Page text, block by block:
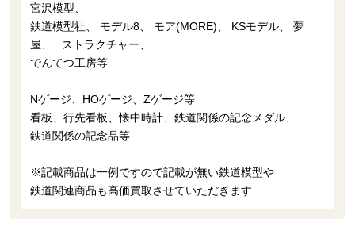
宮沢模型、
鉄道模型社、 モデル8、 モア(MORE)、 KSモデル、 夢
屋、 ストラクチャー、
でんてつ工房等
Nゲージ、HOゲージ、Zゲージ等
看板、行先看板、懐中時計、鉄道関係の記念メダル、
鉄道関係の記念品等
※記載商品は一例ですので記載が無い鉄道模型や
鉄道関連商品も高価買取させていただきます